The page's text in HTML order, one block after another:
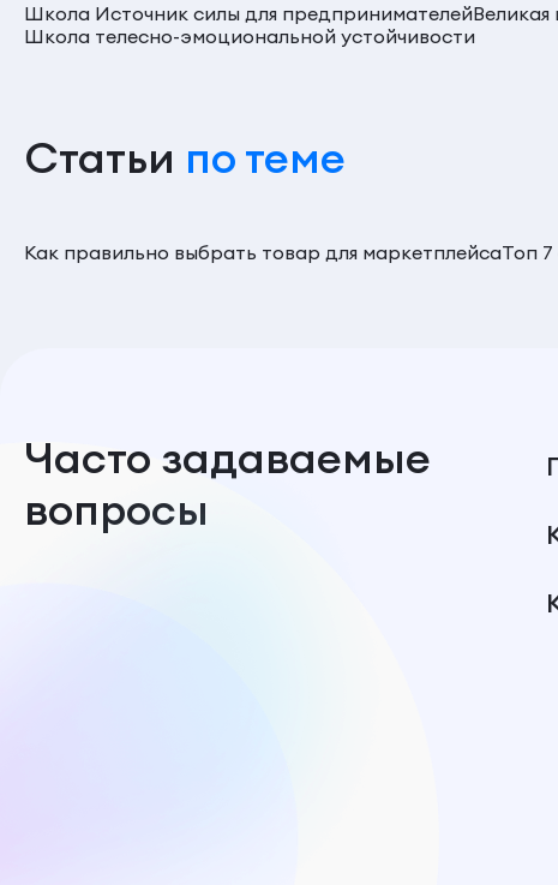
Школа Источник силы для предпринимателей
Школа телесно-эмоциональной устойчивости
Статьи по теме
Как правильно выбрать товар для маркетплейсаТоп
Часто задаваемые
вопросы